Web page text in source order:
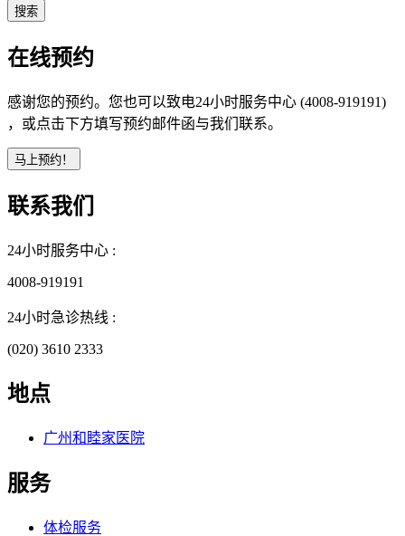
在线预约
感谢您的预约。您也可以致电24小时服务中心 (4008-919191)
，或点击下方填写预约邮件函与我们联系。
联系我们
24小时服务中心 :
4008-919191
24小时急诊热线 :
(020) 3610 2333
地点
广州和睦家医院
服务
体检服务